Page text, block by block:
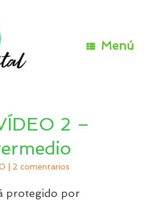
Menú
2 –
2 comentarios
protegido por